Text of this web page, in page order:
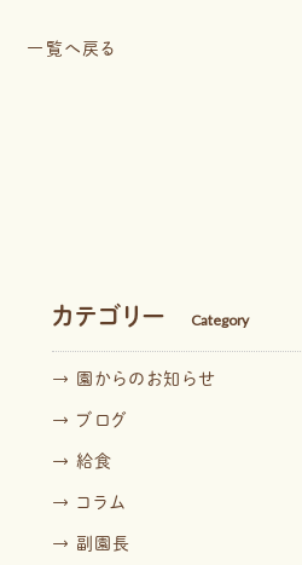
一覧へ戻る
カテゴリーCategory
→ 園からのお知らせ
→ ブログ
→ 給食
→ コラム
→ 副園長